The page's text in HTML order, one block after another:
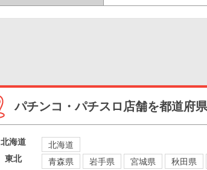
パチンコ・パチスロ店舗を都道府
北海道
北海道
東北
青森県 岩手県 宮城県 秋田県